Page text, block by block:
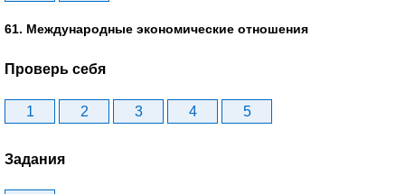
61. Международные экономические отношения
Проверь себя
1 2 3 4 5
Задания